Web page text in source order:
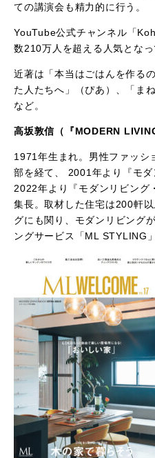
ての講演会も精力的に行う。
YouTube公式チャンネル「
数210万人を超える人気となっ
近著は「本当はごはんを作る
た人たちへ」（ぴあ）、「ま
など。
高坂敦信（『MODERN
1971年生まれ。男性ファッシ
部を経て、 2001年より『モダ
2022年より『モダンリビング
集長。取材した住宅は200軒
グにも関り、モダンリビング
ングサービス「ML STYLING